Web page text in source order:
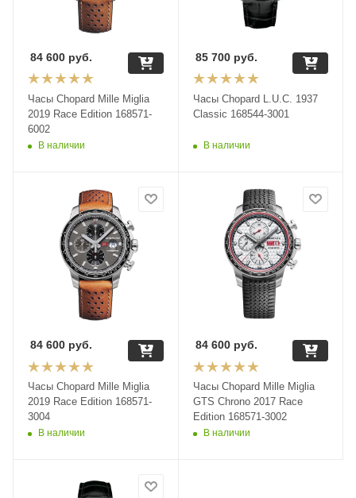
Часы Chopard Mille Miglia
2019 Race Edition 168571-
6002
В наличии
84 600 руб.
Часы Chopard L.U.C. 1937
Classic 168544-3001
В наличии
85 700руб.
Часы Chopard Mille Miglia
2019 Race Edition 168571-
3004
В наличии
84 600 руб.
Часы Chopard Mille Miglia
GTS Chrono 2017 Race
Edition 168571-3002
В наличии
84 600руб.